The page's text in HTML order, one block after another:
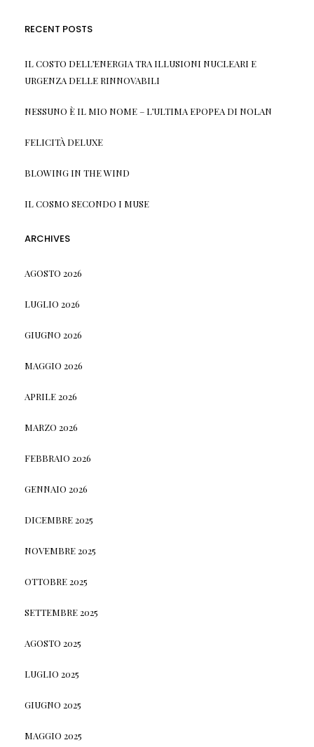
RECENT POSTS
IL COSTO DELL’ENERGIA TRA ILLUSIONI NUCLEARI E
URGENZA DELLE RINNOVABILI
NESSUNO È IL MIO NOME – L’ULTIMA EPOPEA DI NOLAN
FELICITÀ DELUXE
BLOWING IN THE WIND
IL COSMO SECONDO I MUSE
ARCHIVES
AGOSTO 2026
LUGLIO 2026
GIUGNO 2026
MAGGIO 2026
APRILE 2026
MARZO 2026
FEBBRAIO 2026
GENNAIO 2026
DICEMBRE 2025
NOVEMBRE 2025
OTTOBRE 2025
SETTEMBRE 2025
AGOSTO 2025
LUGLIO 2025
GIUGNO 2025
MAGGIO 2025